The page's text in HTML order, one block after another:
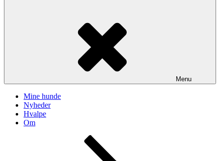
Menu
Mine hunde
Nyheder
Hvalpe
Om